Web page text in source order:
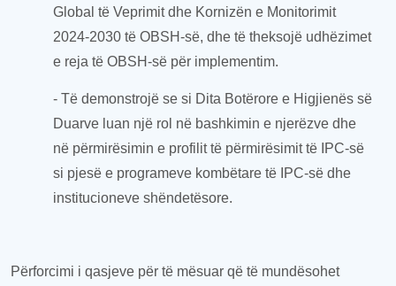
Global të Veprimit dhe Kornizën e Monitorimit
2024-2030 të OBSH-së, dhe të theksojë udhëzimet
e reja të OBSH-së për implementim.
- Të demonstrojë se si Dita Botërore e Higjienës së
Duarve luan një rol në bashkimin e njerëzve dhe
në përmirësimin e profilit të përmirësimit të IPC-së
si pjesë e programeve kombëtare të IPC-së dhe
institucioneve shëndetësore.
Përforcimi i qasjeve për të mësuar që të mundësohet